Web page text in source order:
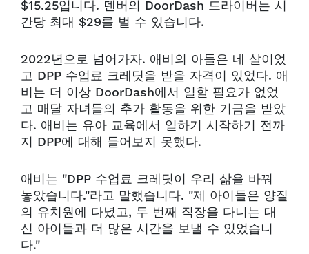
$15.25입니다. 덴버의 DoorDash 드라이버는 시
간당 최대 $29를 벌 수 있습니다.
2022년으로 넘어가자. 애비의 아들은 네 살이었
고 DPP 수업료 크레딧을 받을 자격이 있었다. 애
비는 더 이상 DoorDash에서 일할 필요가 없었
고 매달 자녀들의 추가 활동을 위한 기금을 받았
다. 애비는 유아 교육에서 일하기 시작하기 전까
지 DPP에 대해 들어보지 못했다.
애비는 "DPP 수업료 크레딧이 우리 삶을 바꿔
놓았습니다."라고 말했습니다. "제 아이들은 양질
의 유치원에 다녔고, 두 번째 직장을 다니는 대
신 아이들과 더 많은 시간을 보낼 수 있었습니
다."